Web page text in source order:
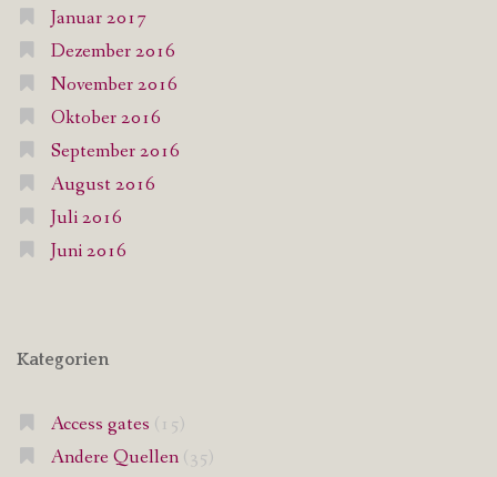
Januar 2017
Dezember 2016
November 2016
Oktober 2016
September 2016
August 2016
Juli 2016
Juni 2016
Kategorien
Access gates (15)
Andere Quellen(35)